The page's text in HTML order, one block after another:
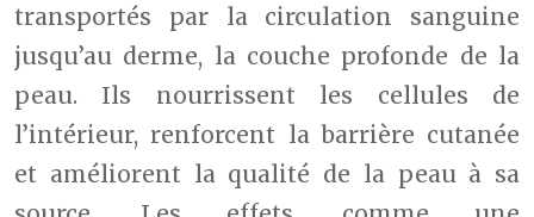
transportés par la circulation sanguine
jusqu’au derme, la couche profonde de la
peau. Ils nourrissent les cellules de
l’intérieur, renforcent la barrière cutanée
et améliorent la qualité de la peau à sa